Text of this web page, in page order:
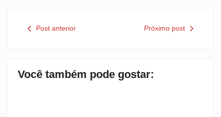
Post anterior Próximo post
Você também pode gostar: